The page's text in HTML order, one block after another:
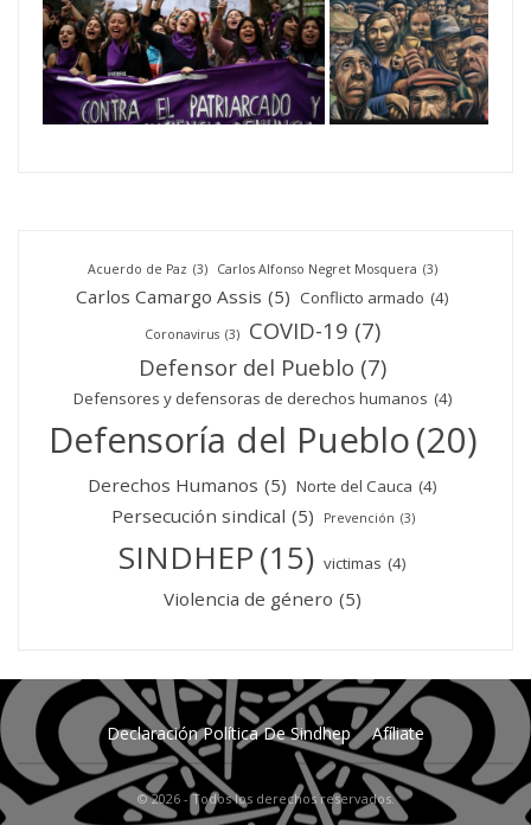
Acuerdo de Paz (3) Carlos Alfonso Negret Mosquera (3)
Carlos Camargo Assis (5) Conflicto armado (4)
Coronavirus (3) COVID-19 (7)
Defensor del Pueblo (7)
Defensores y defensoras de derechos humanos (4)
Defensoría del Pueblo(20)
Derechos Humanos (5) Norte del Cauca (4)
Persecución sindical (5) Prevención (3)
SINDHEP(15) victimas (4)
Violencia de género (5)
Declaración Política De Sindhep Afíliate
© 2026 - Todos los derechos reservados.